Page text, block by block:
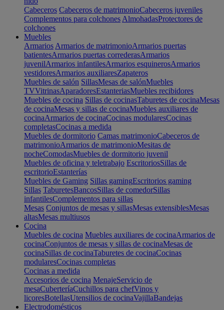
Cabeceros Cabeceros de matrimonioCabeceros juveniles
Complementos para colchones AlmohadasProtectores de
colchones
Muebles
Armarios Armarios de matrimonioArmarios puertas
batientesArmarios puertas correderasArmarios
juvenilArmarios infantilesArmarios esquinerosArmarios
vestidoresArmarios auxiliaresZapateros
Muebles de salón SillasMesas de salónMuebles
TVVitrinasAparadoresEstanteriasMuebles recibidores
Muebles de cocina Sillas de cocinasTaburetes de cocinaMesas
de cocinaMesas y sillas de cocinaMuebles auxiliares de
cocinaArmarios de cocinaCocinas modularesCocinas
completasCocinas a medida
Muebles de dormitorio Camas matrimonioCabeceros de
matrimonioArmarios de matrimonioMesitas de
nocheComodasMuebles de dormitorio juvenil
Muebles de oficina y teletrabajo EscritoriosSillas de
escritorioEstanterías
Muebles de Gaming Sillas gamingEscritorios gaming
Sillas TaburetesBancosSillas de comedorSillas
infantilesComplementos para sillas
Mesas Conjuntos de mesas y sillasMesas extensiblesMesas
altasMesas multiusos
Cocina
Muebles de cocina Muebles auxiliares de cocinaArmarios de
cocinaConjuntos de mesas y sillas de cocinaMesas de
cocinaSillas de cocinaTaburetes de cocinaCocinas
modularesCocinas completas
Cocinas a medida
Accesorios de cocina MenajeServicio de
mesaCuberteríaCuchillos para chefVinos y
licoresBotellasUtensilios de cocinaVajillaBandejas
Electrodomésticos